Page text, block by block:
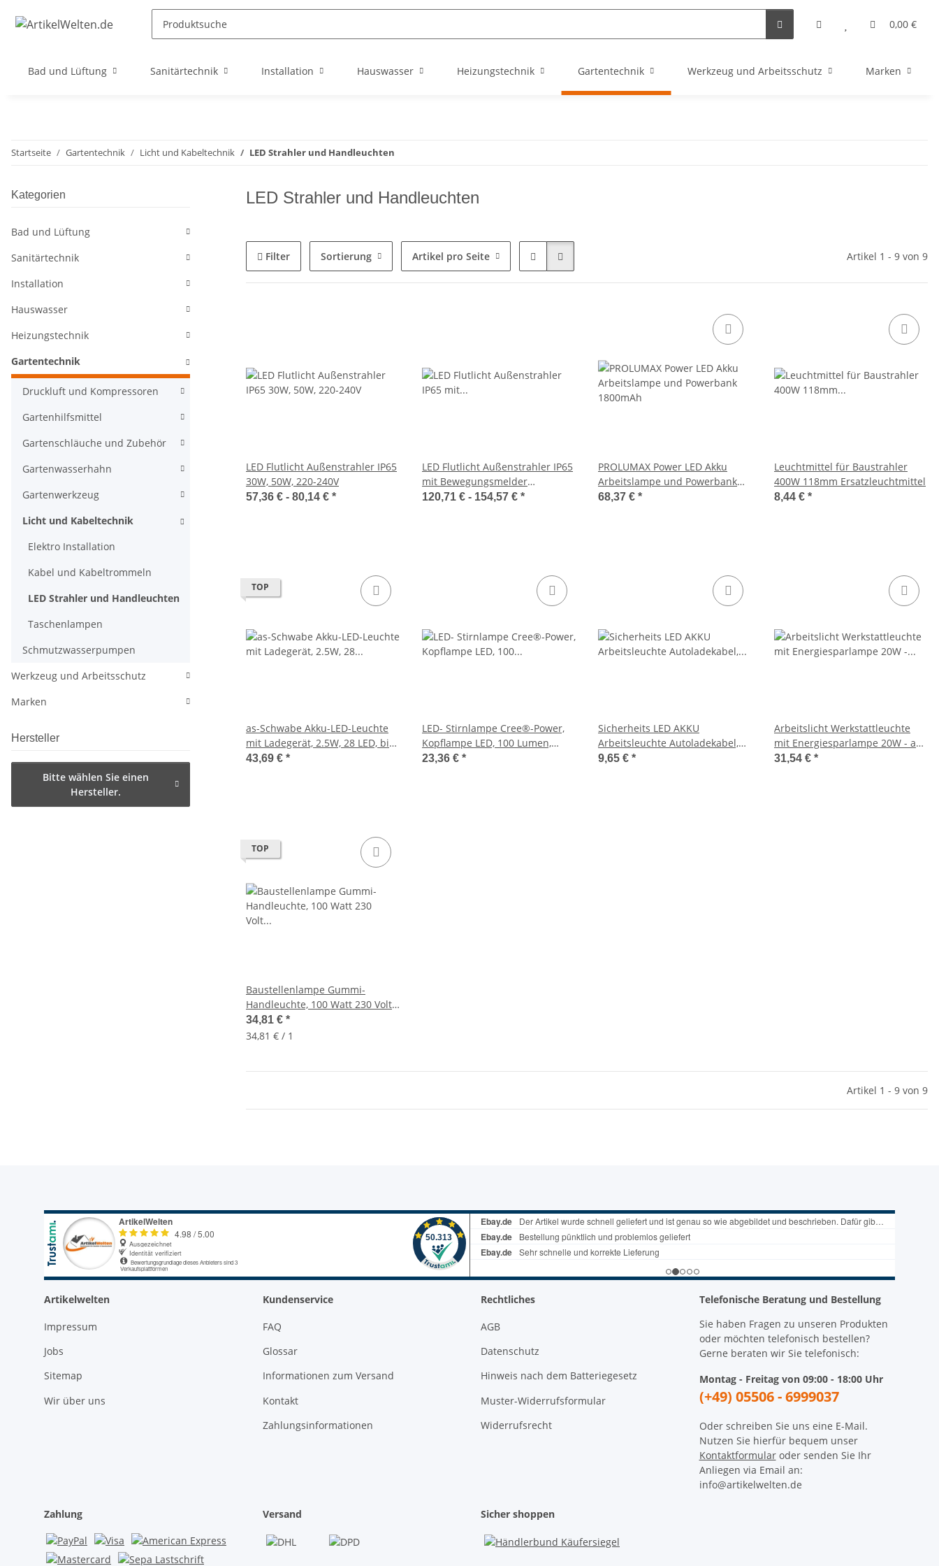
0,00 €
Bad und Lüftung Sanitärtechnik Installation Hauswasser Heizungstechnik Gartentechnik Werkzeug und Arbeitsschutz Marken
Startseite Gartentechnik Licht und Kabeltechnik LED Strahler und Handleuchten
LED Strahler und Handleuchten
Filter Sortierung Artikel pro Seite Artikel 1 - 9 von 9
LED Flutlicht Außenstrahler IP65
30W, 50W, 220-240V
57,36 € - 80,14 € *
LED Flutlicht Außenstrahler IP65
mit Bewegungsmelder
30W/50W, 220-240VAC
120,71 € - 154,57 € *
PROLUMAX Power LED Akku
Arbeitslampe und Powerbank
1800mAh
68,37 € *
Leuchtmittel für Baustrahler
400W 118mm Ersatzleuchtmittel
8,44 € *
TOP
as-Schwabe Akku-LED-Leuchte
mit Ladegerät, 2.5W, 28 LED, bis
5 Stunden, 42412
43,69 € *
LED- Stirnlampe Cree®-Power,
Kopflampe LED, 100 Lumen,
weiss / rot, Winkel variabel
23,36 € *
Sicherheits LED AKKU
Arbeitsleuchte Autoladekabel,
Zigaretten Anzünder Adapter
9,65 € *
Arbeitslicht Werkstattleuchte
mit Energiesparlampe 20W - as
Schwabe
31,54 € *
TOP
Baustellenlampe Gummi-
Handleuchte, 100 Watt 230 Volt
Hängelampe, 47250
34,81 € *
34,81 € / 1
Artikel 1 - 9 von 9
Kategorien
Bad und Lüftung
Sanitärtechnik
Installation
Hauswasser
Heizungstechnik
Gartentechnik
Druckluft und Kompressoren
Gartenhilfsmittel
Gartenschläuche und Zubehör
Gartenwasserhahn
Gartenwerkzeug
Licht und Kabeltechnik
Elektro Installation
Kabel und Kabeltrommeln
LED Strahler und Handleuchten
Taschenlampen
Schmutzwasserpumpen
Werkzeug und Arbeitsschutz
Marken
Hersteller
Bitte wählen Sie einen
Hersteller.
Artikelwelten
Impressum
Jobs
Sitemap
Wir über uns
Kundenservice
FAQ
Glossar
Informationen zum Versand
Kontakt
Zahlungsinformationen
Rechtliches
AGB
Datenschutz
Hinweis nach dem Batteriegesetz
Muster-Widerrufsformular
Widerrufsrecht
Telefonische Beratung und Bestellung
Sie haben Fragen zu unseren Produkten
oder möchten telefonisch bestellen?
Gerne beraten wir Sie telefonisch:
Montag - Freitag von 09:00 - 18:00 Uhr
(+49) 05506 - 6999037
Oder schreiben Sie uns eine E-Mail.
Nutzen Sie hierfür bequem unser
Kontaktformularoder senden Sie Ihr
Anliegen via Email an:
info@artikelwelten.de
Zahlung Versand Sicher shoppen